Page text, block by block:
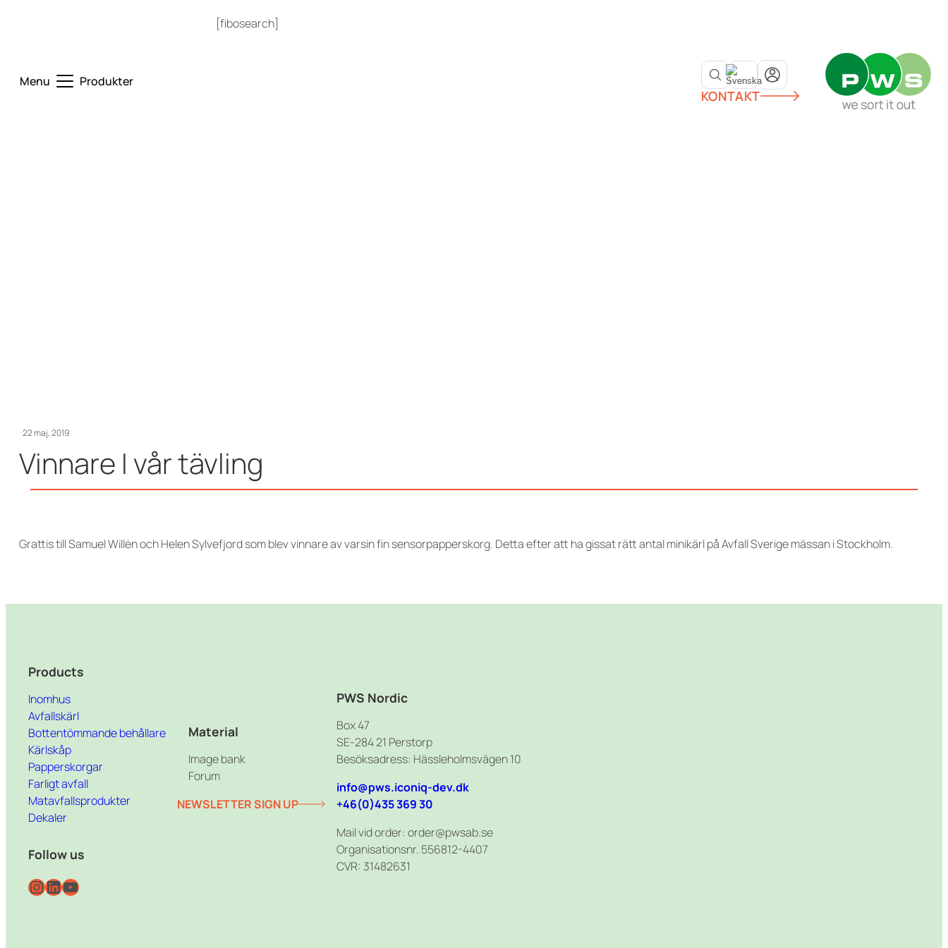
[fibosearch]
Menu Produkter
KONTAKT
22 maj, 2019
Vinnare I vår tävling
Grattis till Samuel Willėn och Helen Sylvefjord som blev vinnare av varsin fin sensorpapperskorg. Detta efter att ha gissat rätt antal minikärl på Avfall Sverige mässan i Stockholm.
Products
Inomhus
Avfallskärl
Bottentömmande behållare
Kärlskåp
Papperskorgar
Farligt avfall
Matavfallsprodukter
Dekaler
Follow us
Instagram
LinkedIn
YouTube
Material
Image bank
Forum
NEWSLETTER SIGN UP
PWS Nordic
Box 47
SE-284 21 Perstorp
Besöksadress: Hässleholmsvägen 10
info@pws.iconiq-dev.dk
+46(0)435 369 30
Mail vid order: order@pwsab.se
Organisationsnr. 556812-4407
CVR: 31482631